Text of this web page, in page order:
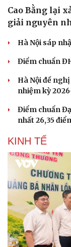
Cao Bằng lại
giải nguyên
Hà Nội sáp
Điểm chuẩn
Hà Nội đề
nhiệm kỳ
Điểm chuẩn
nhất 26,35
KINH TẾ